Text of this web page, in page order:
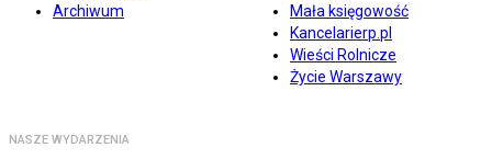
Archiwum
Mała księgowość
Kancelarierp.pl
Wieści Rolnicze
Życie Warszawy
NASZE WYDARZENIA